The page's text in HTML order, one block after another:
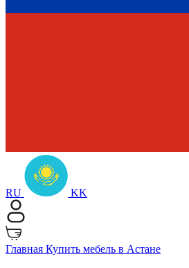
RU KK
Главная Купить мебель в Астане